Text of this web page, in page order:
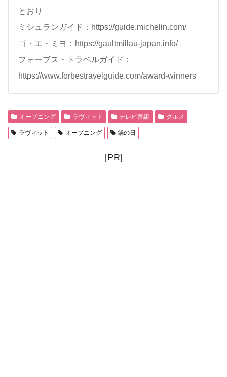
とおり
ミシュランガイド：https://guide.michelin.com/
ゴ・エ・ミヨ：https://gaultmillau-japan.info/
フォーブス・トラベルガイド：
https://www.forbestravelguide.com/award-winners
オープニング ラヴィット テレビ番組 グルメ
ラヴィット オープニング 鍋の日
[PR]